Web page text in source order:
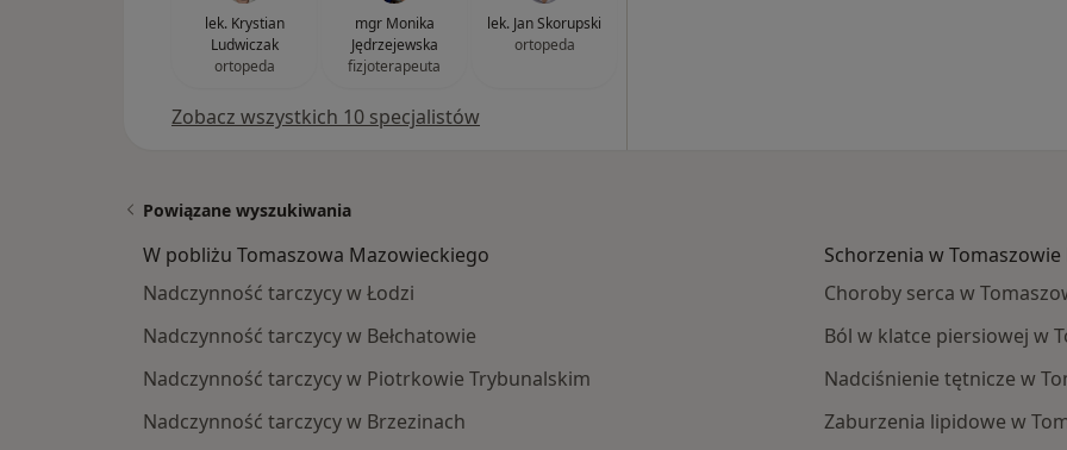
lek. Krystian
Ludwiczak
ortopeda
mgr Monika
Jędrzejewska
fizjoterapeuta
lek. Jan Skorupski
ortopeda
Zobacz wszystkich 10 specjalistów
Powiązane wyszukiwania
W pobliżu Tomaszowa Mazowieckiego
Nadczynność tarczycy w Łodzi
Nadczynność tarczycy w Bełchatowie
Nadczynność tarczycy w Piotrkowie Trybunalskim
Nadczynność tarczycy w Brzezinach
Schorzenia w
Choroby serca w
Ból w klatce piersiowej w
Nadciśnienie tętnicze w
Zaburzenia lipidowe w